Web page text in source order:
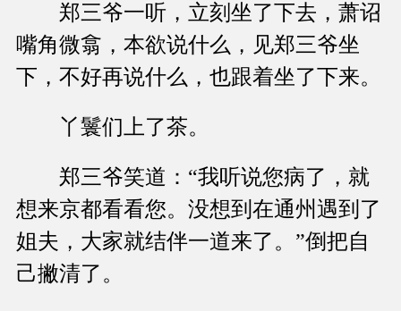
郑三爷一听，立刻坐了下去，萧诏
嘴角微翕，本欲说什么，见郑三爷坐
下，不好再说什么，也跟着坐了下来。
丫鬟们上了茶。
郑三爷笑道：“我听说您病了，就
想来京都看看您。没想到在通州遇到了
姐夫，大家就结伴一道来了。”倒把自
己撇清了。